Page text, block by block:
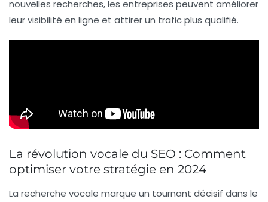
nouvelles recherches, les entreprises peuvent améliorer
leurvisibilité en ligne et attirer un trafic plus qualifié.
La révolution vocale du SEO : Comment
optimiser votre stratégie en 2024
La recherche vocale marque un tournant décisif dans le